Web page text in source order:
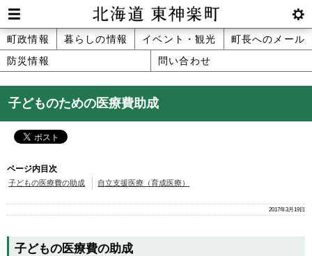
本
文
へ
メ
Men
u
btnS
ettin
北海道 東神楽町 Hokkaido
メ
ニ
ュ
町政情報 暮らしの情報 イベント・観光
町長へのメール
防災情報
問い合わせ
子どものための医療費助成
ページ内目次
子どもの医療費の助成 自立支援医療（育成医療）
2017年3月19日
子どもの医療費の助成